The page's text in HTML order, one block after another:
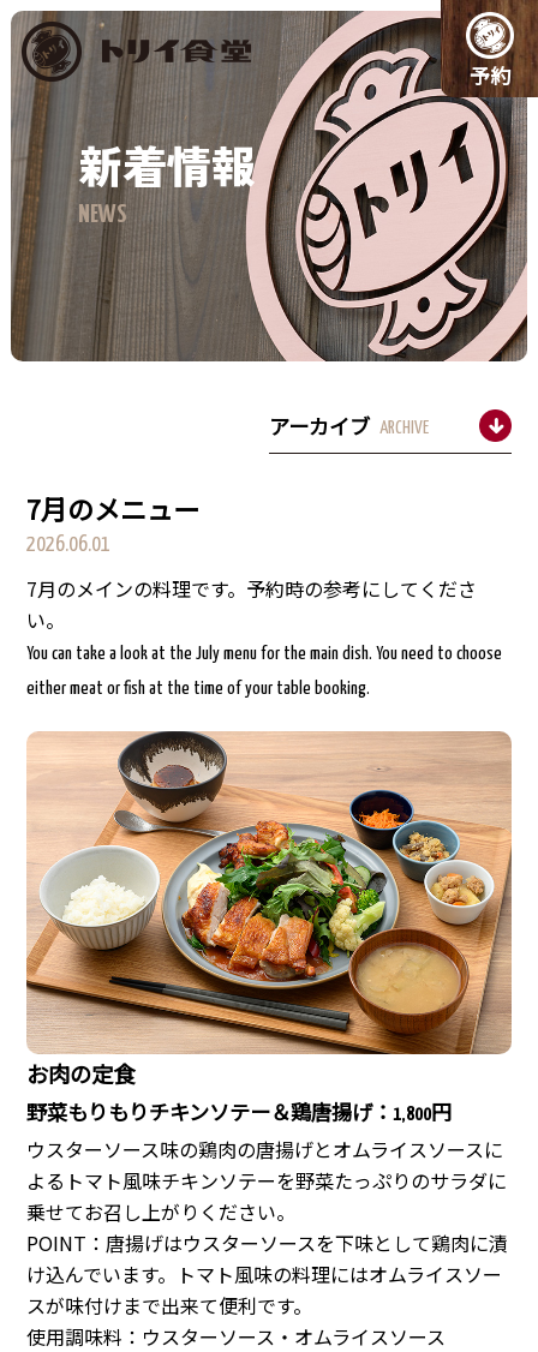
予約
新着情報
NEWS
アーカイブ ARCHIVE
7月のメニュー
2026.06.01
7月のメインの料理です。予約時の参考にしてくださ
い。
You can take a look at the July menu for the main dish. You need to choose
either meat or fish at the time of your table booking.
お肉の定食
野菜もりもりチキンソテー＆鶏唐揚げ：1,800円
ウスターソース味の鶏肉の唐揚げとオムライスソースに
よるトマト風味チキンソテーを野菜たっぷりのサラダに
乗せてお召し上がりください。
POINT：唐揚げはウスターソースを下味として鶏肉に漬
け込んでいます。トマト風味の料理にはオムライスソー
スが味付けまで出来て便利です。
使用調味料：ウスターソース・オムライスソース